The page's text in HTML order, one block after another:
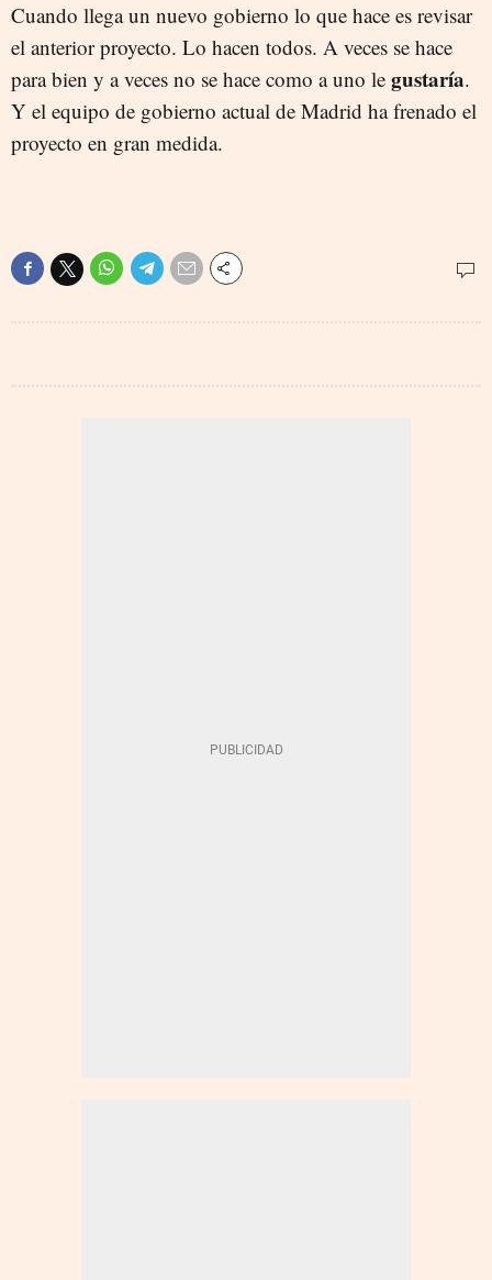
Cuando llega un nuevo gobierno lo que hace es revisar
el anterior proyecto. Lo hacen todos. A veces se hace
para bien y a veces no se hace como a uno le gustaría.
Y el equipo de gobierno actual de Madrid ha frenado el
proyecto en gran medida.